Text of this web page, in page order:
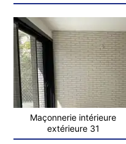
Maçonnerie intérieure
extérieure 31